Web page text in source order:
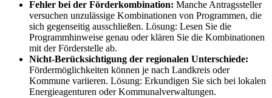
Fehler bei der Förderkombination: Manche Antragssteller
versuchen unzulässige Kombinationen von Programmen, die
sich gegenseitig ausschließen. Lösung: Lesen Sie die
Programmhinweise genau oder klären Sie die Kombinationen
mit der Förderstelle ab.
Nicht-Berücksichtigung der regionalen Unterschiede:
Fördermöglichkeiten können je nach Landkreis oder
Kommune variieren. Lösung: Erkundigen Sie sich bei lokalen
Energieagenturen oder Kommunalverwaltungen.